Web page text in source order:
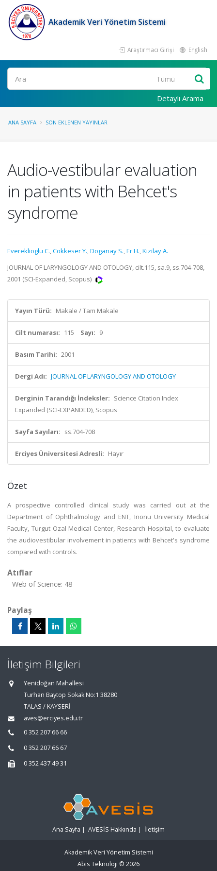
Akademik Veri Yönetim Sistemi
Araştırmacı Girişi English
Ara
Detaylı Arama
ANA SAYFA SON EKLENEN YAYINLAR
Audio-vestibular evaluation
in patients with Behcet's
syndrome
Evereklioglu C.,Cokkeser Y.,Doganay S.,Er H.,Kizilay A.
JOURNAL OF LARYNGOLOGY AND OTOLOGY, cilt.115, sa.9, ss.704-708,
2001 (SCI-Expanded, Scopus)
Yayın Türü: Makale / Tam Makale
Cilt numarası: 115 Sayı: 9
Basım Tarihi: 2001
Dergi Adı: JOURNAL OF LARYNGOLOGY AND OTOLOGY
Derginin Tarandığı İndeksler: Science Citation Index
Expanded (SCI-EXPANDED), Scopus
Sayfa Sayıları: ss.704-708
Erciyes Üniversitesi Adresli: Hayır
Özet
A prospective controlled clinical study was carried out at the
Department of Ophthalmology and ENT, Inonu University Medical
Faculty, Turgut Ozal Medical Center, Research Hospital, to evaluate
the audiovestibular involvement in patients with Behcet's syndrome
compared with controls.
Atıflar
Web of Science: 48
Paylaş
İletişim Bilgileri
Yenidoğan Mahallesi
Turhan Baytop Sokak No:1 38280
TALAS / KAYSERİ
aves@erciyes.edu.tr
0 352 207 66 66
0 352 207 66 67
0 352 437 49 31
Ana Sayfa | AVESİS Hakkında | İletişim
Akademik Veri Yönetim Sistemi
Abis Teknoloji © 2026